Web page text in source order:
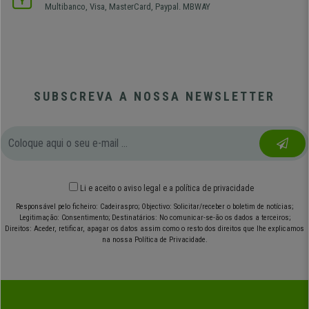
Multibanco, Visa, MasterCard, Paypal. MBWAY
SUBSCREVA A NOSSA NEWSLETTER
Li e aceito o aviso legal e a política de privacidade
Responsável pelo ficheiro: Cadeiraspro; Objectivo: Solicitar/receber o boletim de notícias;
Legitimação: Consentimento; Destinatários: No comunicar-se-ão os dados a terceiros;
Direitos: Aceder, retificar, apagar os datos assim como o resto dos direitos que lhe explicamos
na nossa Política de Privacidade.